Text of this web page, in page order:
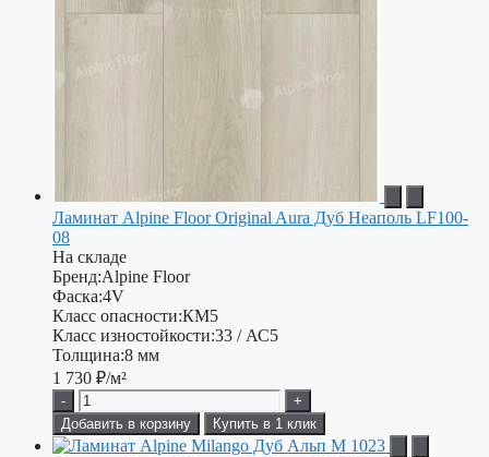
Ламинат Alpine Floor Original Aura Дуб Неаполь LF100-
08
На складе
Бренд:Alpine Floor
Фаска:4V
Класс опасности:КМ5
Класс изностойкости:33 / АС5
Толщина:8 мм
1 730 ₽/м²
-
+
Добавить в корзину
Купить в 1 клик